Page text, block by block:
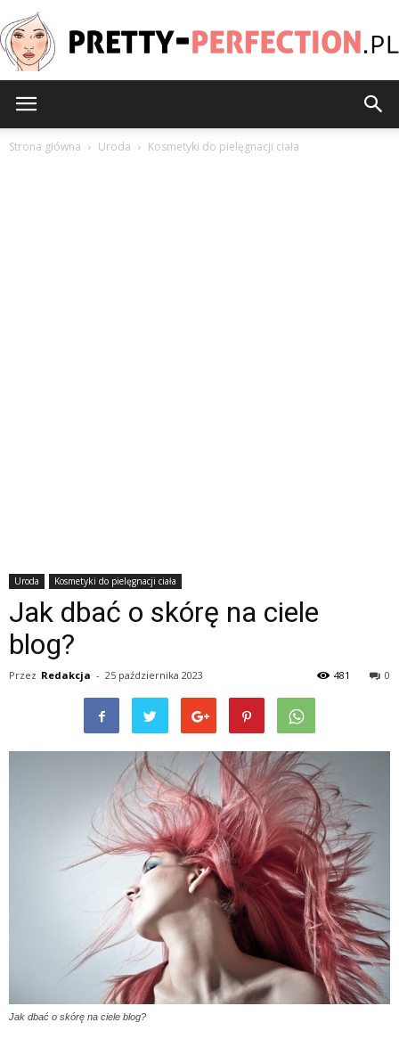
Strona główna Uroda Kosmetyki do pielęgnacji ciała
Uroda Kosmetyki do pielęgnacji ciała
Jak dbać o skórę na ciele
blog?
Przez Redakcja - 25 października 2023 0
481
Jak dbać o skórę na ciele blog?